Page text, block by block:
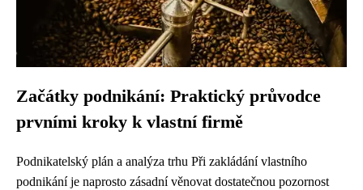
Začátky podnikání: Praktický průvodce
prvními kroky k vlastní firmě
Podnikatelský plán a analýza trhu Při zakládání vlastního
podnikání je naprosto zásadní věnovat dostatečnou pozornost